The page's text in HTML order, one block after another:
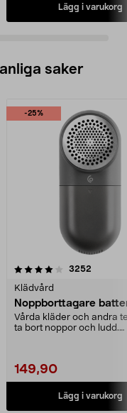
Lägg i varukorg
saker
-25%
3252
Klädvård
Noppborttagare
Vårda kläder och andra
ta bort noppor och ludd.
149,90
Lägg i varukorg
4.5av 5 stjärnor